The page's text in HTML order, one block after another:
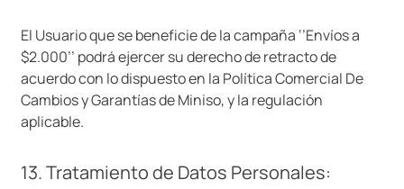
El Usuario que se beneficie de la campaña ‘’Envíos a
$2.000’’ podrá ejercer su derecho de retracto de
acuerdo con lo dispuesto en la Política Comercial De
Cambios y Garantías de Miniso, y la regulación
aplicable.
13. Tratamiento de Datos Personales: